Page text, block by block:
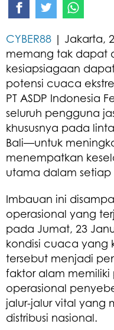
CYBER88 | Jakarta,
memang tak dapat
kesiapsiagaan
potensi cuaca
PT ASDP Indonesia
seluruh pengguna
khususnya pada
Bali—untuk
menempatkan
utama dalam setiap
Imbauan ini
operasional yang
pada Jumat, 23
kondisi cuaca yang
tersebut menjadi
faktor alam memiliki
operasional
jalur-jalur vital yang
distribusi nasional.